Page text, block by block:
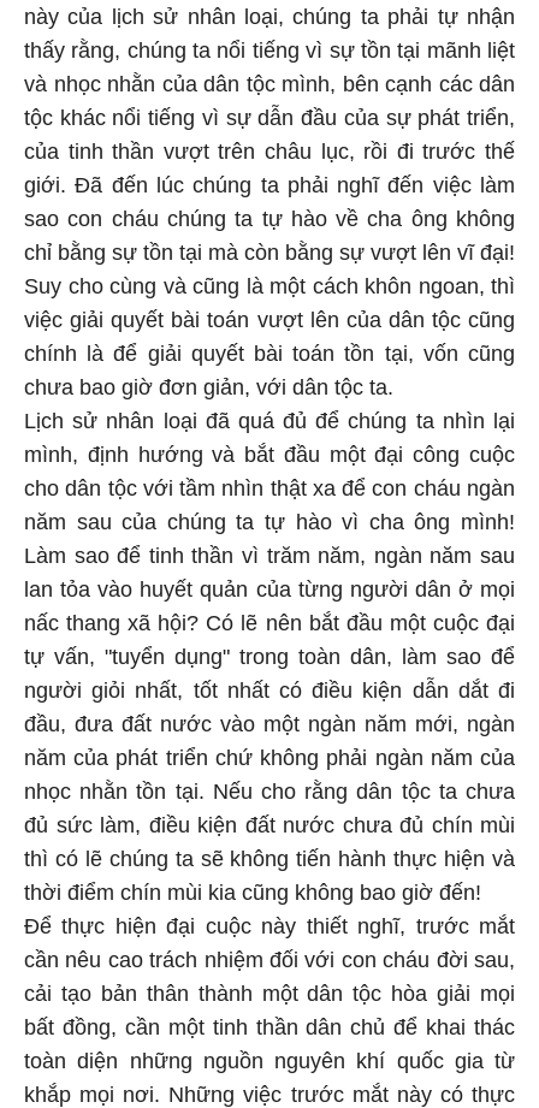
này của lịch sử nhân loại, chúng ta phải tự nhận
thấy rằng, chúng ta nổi tiếng vì sự tồn tại mãnh liệt
và nhọc nhằn của dân tộc mình, bên cạnh các dân
tộc khác nổi tiếng vì sự dẫn đầu của sự phát triển,
của tinh thần vượt trên châu lục, rồi đi trước thế
giới. Đã đến lúc chúng ta phải nghĩ đến việc làm
sao con cháu chúng ta tự hào về cha ông không
chỉ bằng sự tồn tại mà còn bằng sự vượt lên vĩ đại!
Suy cho cùng và cũng là một cách khôn ngoan, thì
việc giải quyết bài toán vượt lên của dân tộc cũng
chính là để giải quyết bài toán tồn tại, vốn cũng
chưa bao giờ đơn giản, với dân tộc ta.
Lịch sử nhân loại đã quá đủ để chúng ta nhìn lại
mình, định hướng và bắt đầu một đại công cuộc
cho dân tộc với tầm nhìn thật xa để con cháu ngàn
năm sau của chúng ta tự hào vì cha ông mình!
Làm sao để tinh thần vì trăm năm, ngàn năm sau
lan tỏa vào huyết quản của từng người dân ở mọi
nấc thang xã hội? Có lẽ nên bắt đầu một cuộc đại
tự vấn, "tuyển dụng" trong toàn dân, làm sao để
người giỏi nhất, tốt nhất có điều kiện dẫn dắt đi
đầu, đưa đất nước vào một ngàn năm mới, ngàn
năm của phát triển chứ không phải ngàn năm của
nhọc nhằn tồn tại. Nếu cho rằng dân tộc ta chưa
đủ sức làm, điều kiện đất nước chưa đủ chín mùi
thì có lẽ chúng ta sẽ không tiến hành thực hiện và
thời điểm chín mùi kia cũng không bao giờ đến!
Để thực hiện đại cuộc này thiết nghĩ, trước mắt
cần nêu cao trách nhiệm đối với con cháu đời sau,
cải tạo bản thân thành một dân tộc hòa giải mọi
bất đồng, cần một tinh thần dân chủ để khai thác
toàn diện những nguồn nguyên khí quốc gia từ
khắp mọi nơi. Những việc trước mắt này có thực